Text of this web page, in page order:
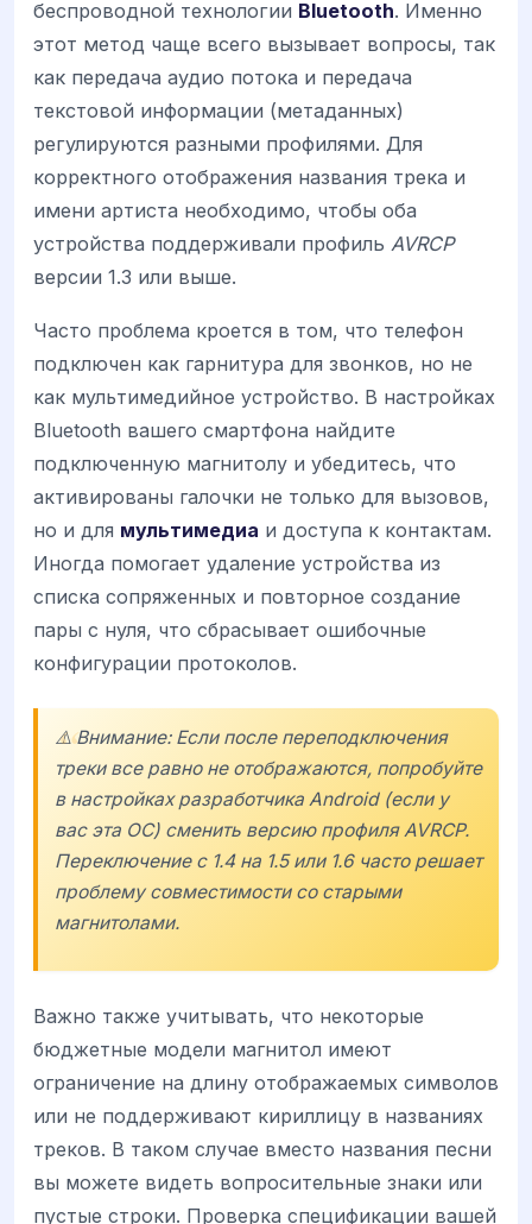
беспроводной технологии Bluetooth. Именно
этот метод чаще всего вызывает вопросы, так
как передача аудио потока и передача
текстовой информации (метаданных)
регулируются разными профилями. Для
корректного отображения названия трека и
имени артиста необходимо, чтобы оба
устройства поддерживали профиль AVRCP
версии 1.3 или выше.
Часто проблема кроется в том, что телефон
подключен как гарнитура для звонков, но не
как мультимедийное устройство. В настройках
Bluetooth вашего смартфона найдите
подключенную магнитолу и убедитесь, что
активированы галочки не только для вызовов,
но и для мультимедиа и доступа к контактам.
Иногда помогает удаление устройства из
списка сопряженных и повторное создание
пары с нуля, что сбрасывает ошибочные
конфигурации протоколов.
⚠️ Внимание: Если после переподключения
треки все равно не отображаются, попробуйте
в настройках разработчика Android (если у
вас эта ОС) сменить версию профиля AVRCP.
Переключение с 1.4 на 1.5 или 1.6 часто решает
проблему совместимости со старыми
магнитолами.
Важно также учитывать, что некоторые
бюджетные модели магнитол имеют
ограничение на длину отображаемых символов
или не поддерживают кириллицу в названиях
треков. В таком случае вместо названия песни
вы можете видеть вопросительные знаки или
пустые строки. Проверка спецификации вашей